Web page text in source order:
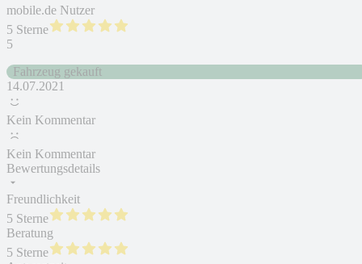
mobile.de Nutzer
5 Sterne
5
Fahrzeug gekauft
14.07.2021
Kein Kommentar
Kein Kommentar
Bewertungsdetails
Freundlichkeit
5 Sterne
Beratung
5 Sterne